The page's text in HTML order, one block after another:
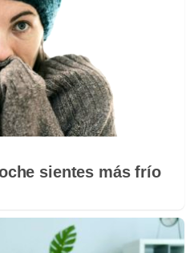
sientes más frío